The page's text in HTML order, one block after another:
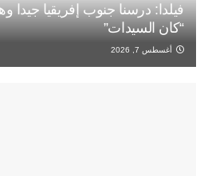
فيلدا: درسنا جنوب إفريقيا جيدا
“كان السيدات”
أغسطس 7, 2026